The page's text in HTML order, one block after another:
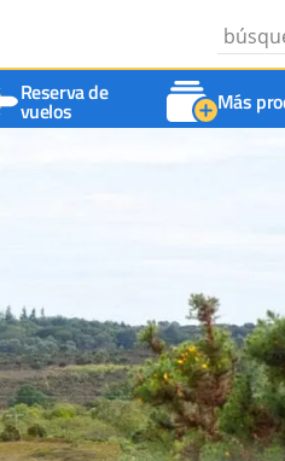
Reserva de
vuelos Más